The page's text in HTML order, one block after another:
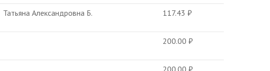
Татьяна Александровна Б. 117.43₽
200.00₽
200.00₽